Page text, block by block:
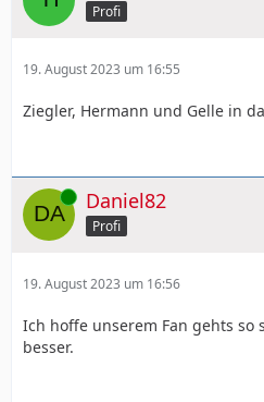
Profi
19. August 2023 um 16:55
Ziegler, Hermann und Gelle in
Online Daniel82
Profi
19. August 2023 um 16:56
Ich hoffe unserem Fan gehts
besser.